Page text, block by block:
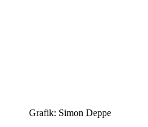
Grafik: Simon Deppe